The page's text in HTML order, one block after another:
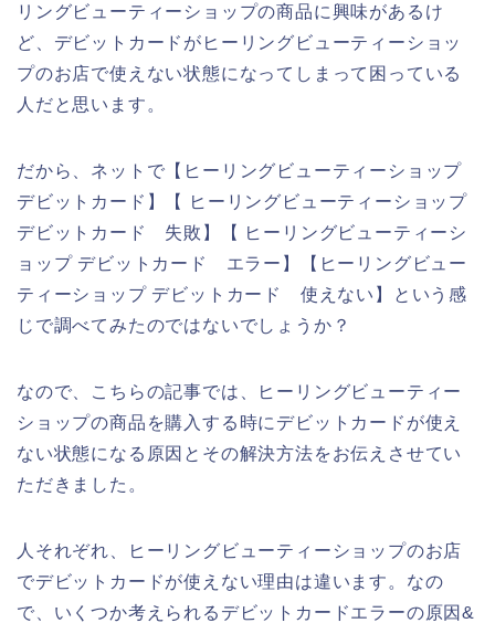
リングビューティーショップの商品に興味があるけ
ど、デビットカードがヒーリングビューティーショッ
プのお店で使えない状態になってしまって困っている
人だと思います。
だから、ネットで【ヒーリングビューティーショップ
デビットカード】【 ヒーリングビューティーショップ
デビットカード 失敗】【 ヒーリングビューティーシ
ョップ デビットカード エラー】【ヒーリングビュー
ティーショップ デビットカード 使えない】という感
じで調べてみたのではないでしょうか？
なので、こちらの記事では、ヒーリングビューティー
ショップの商品を購入する時にデビットカードが使え
ない状態になる原因とその解決方法をお伝えさせてい
ただきました。
人それぞれ、ヒーリングビューティーショップのお店
でデビットカードが使えない理由は違います。なの
で、いくつか考えられるデビットカードエラーの原因&